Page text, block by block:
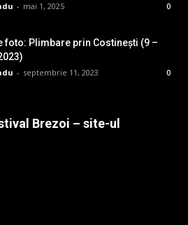
- mai 1, 2025 0
foto: Plimbare prin Costinești (9 –
- septembrie 11, 2023 0
Brezoi – site-ul